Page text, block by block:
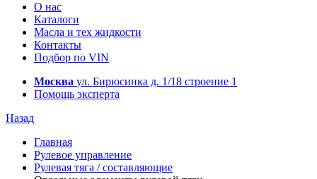
О нас
Каталоги
Масла и тех жидкости
Контакты
Подбор по VIN
Москва ул. Бирюсинка д. 1/18 строение 1
Помощь эксперта
Назад
Главная
Рулевое управление
Рулевая тяга / составляющие